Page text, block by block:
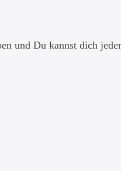
und Du kannst dich